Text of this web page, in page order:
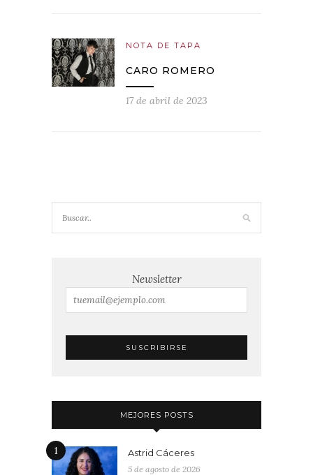
NOTA DE TAPA
CARO ROMERO
17 de abril de 2023
Newsletter
MEJORES POSTS
1 Astrid Cáceres
5 de agosto de 2026